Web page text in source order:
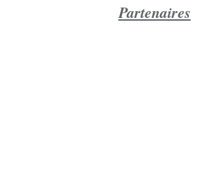
Partenaires